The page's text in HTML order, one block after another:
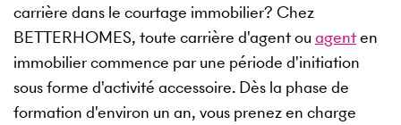
carrière dans le courtage immobilier? Chez
BETTERHOMES, toute carrière d'agent ou agenten
immobilier commence par une période d'initiation
sous forme d'activité accessoire. Dès la phase de
formation d'environ un an, vous prenez en charge